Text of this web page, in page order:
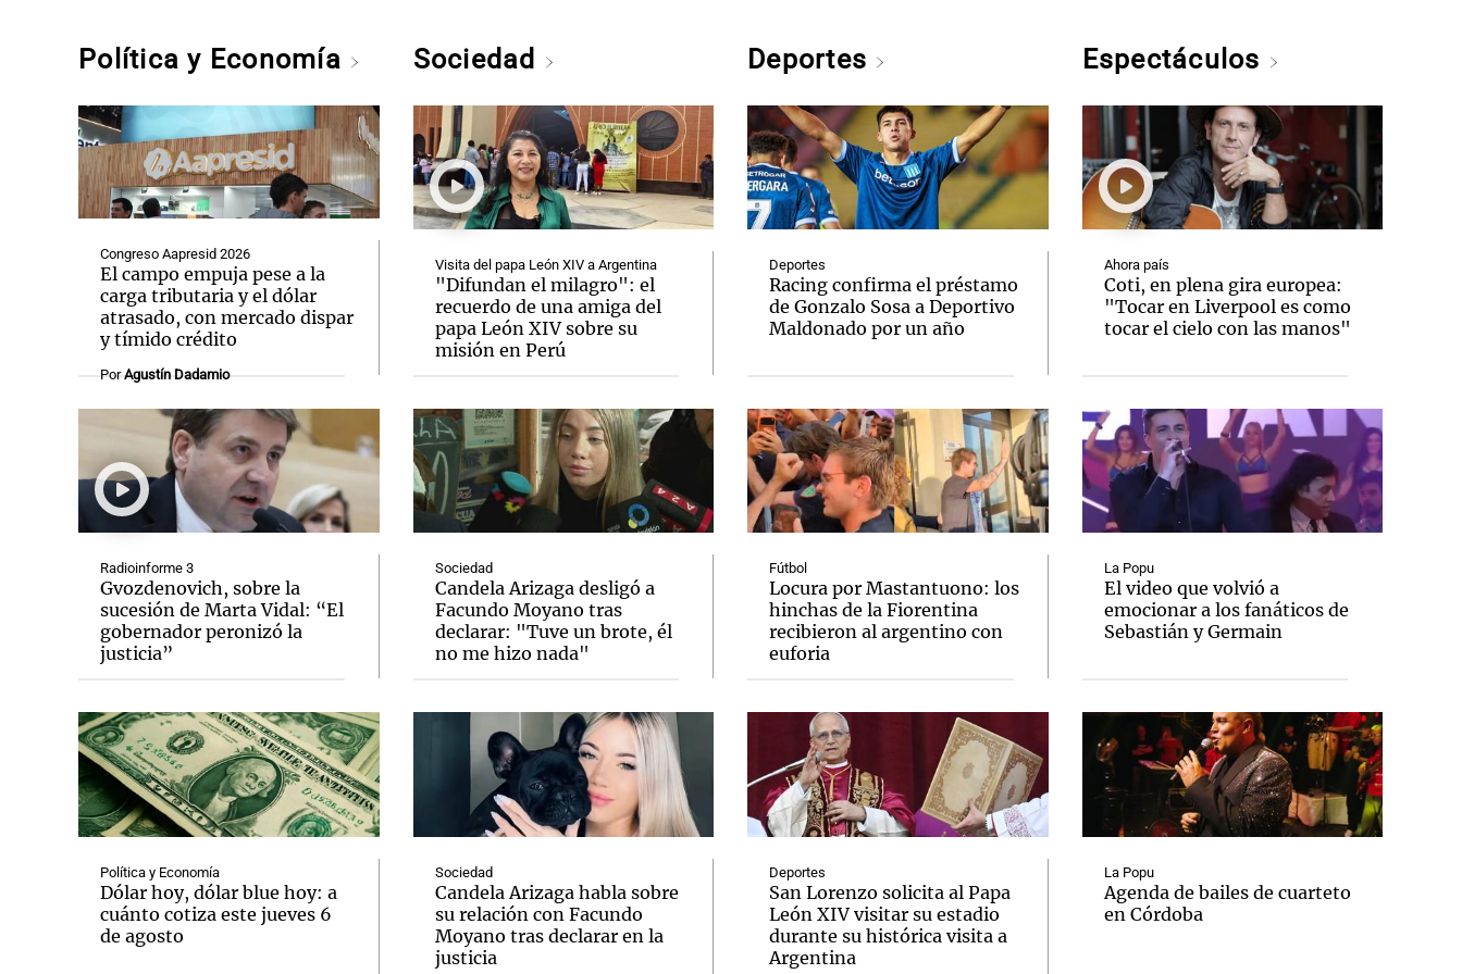
Política y Economía
Congreso Aapresid 2026
El campo empuja pese a la
carga tributaria y el dólar
atrasado, con mercado dispar
y tímido crédito
PorAgustín Dadamio
Radioinforme 3
Gvozdenovich, sobre la
sucesión de Marta Vidal: “El
gobernador peronizó la
justicia”
Política y Economía
Dólar hoy, dólar blue hoy: a
cuánto cotiza este jueves 6
de agosto
Sociedad
Visita del papa León XIV a Argentina
"Difundan el milagro": el
recuerdo de una amiga del
papa León XIV sobre su
misión en Perú
Sociedad
Candela Arizaga desligó a
Facundo Moyano tras
declarar: "Tuve un brote, él
no me hizo nada"
Sociedad
Candela Arizaga habla sobre
su relación con Facundo
Moyano tras declarar en la
justicia
Deportes
Deportes
Racing confirma el préstamo
de Gonzalo Sosa a Deportivo
Maldonado por un año
Fútbol
Locura por Mastantuono: los
hinchas de la Fiorentina
recibieron al argentino con
euforia
Deportes
San Lorenzo solicita al Papa
León XIV visitar su estadio
durante su histórica visita a
Argentina
Espectáculos
Ahora país
Coti, en plena gira europea:
"Tocar en Liverpool es como
tocar el cielo con las manos"
La Popu
El video que volvió a
emocionar a los fanáticos de
Sebastián y Germain
La Popu
Agenda de bailes de cuarteto
en Córdoba
Notas Notas
El huracán de Arequito
Notas
Cadena 3 en Groenlandia
Notas